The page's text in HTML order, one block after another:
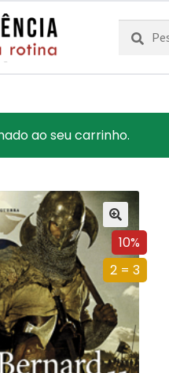
Pesquisar
por:
Pesquisa
ao seu carrinho.
10%
2 = 3